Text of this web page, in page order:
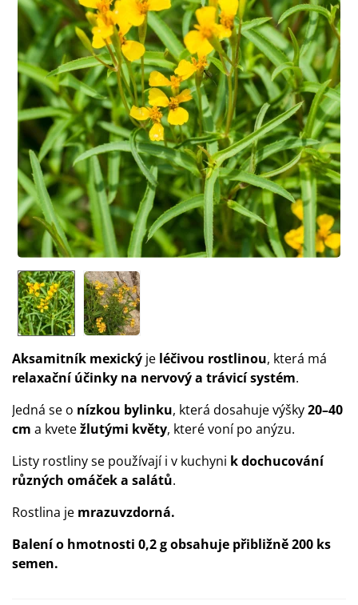
Aksamitník mexický je léčivou rostlinou, která má
relaxační účinky na nervový a trávicí systém.
Jedná se o nízkou bylinku, která dosahuje výšky20–40
cm a kvetežlutými květy, které voní po anýzu.
Listy rostliny se používají i v kuchyni k dochucování
různých omáček a salátů.
Rostlina je mrazuvzdorná.
Balení o hmotnosti 0,2 g obsahuje přibližně 200 ks
semen.